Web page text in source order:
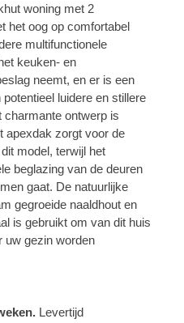
woning met 2
het oog op comfortabel
multifunctionele
keuken- en
neemt, en er is een
luidere en stillere
charmante ontwerp is
apexdak zorgt voor de
model, terwijl het
beglazing van de deuren
gaat. De natuurlijke
gegroeide naaldhout en
is gebruikt om van dit huis
uw gezin worden
Levertijd